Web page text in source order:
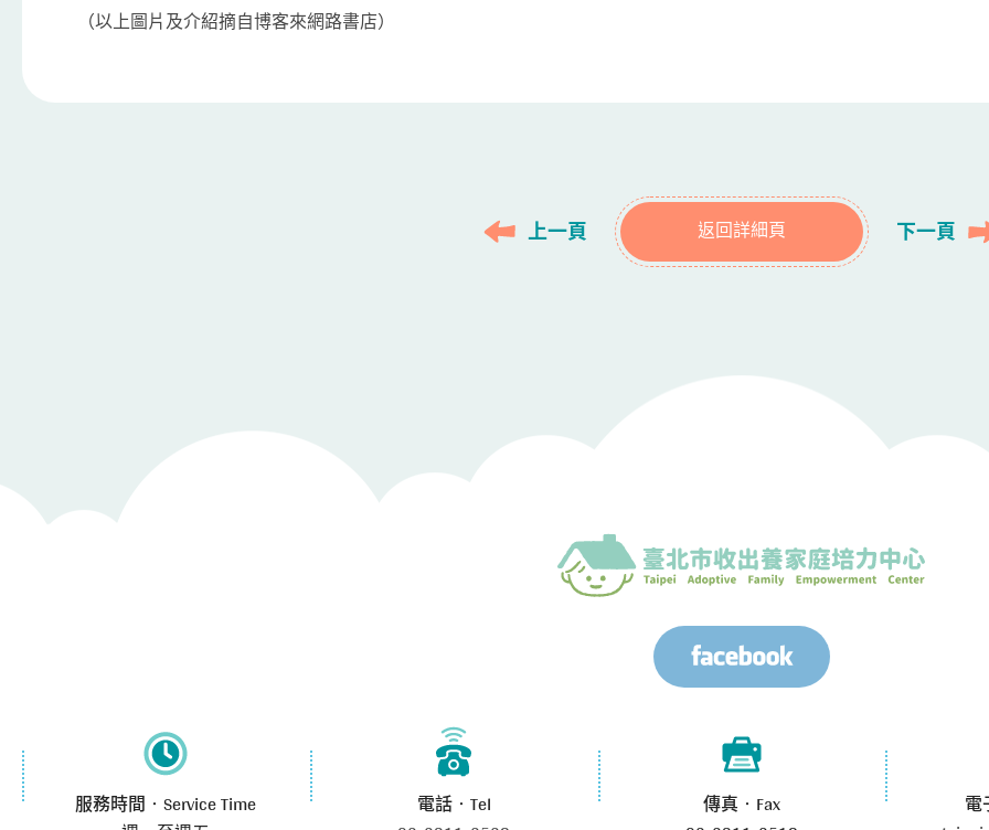
（以上圖片及介紹摘自博客來網路書店）
上一頁 下一頁
返回詳細頁
服務時間‧Service Time
電話‧Tel
傳真‧Fax